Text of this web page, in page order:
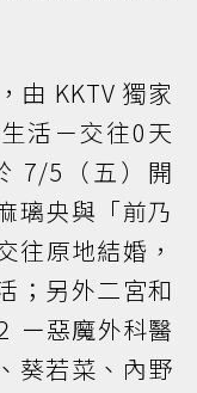
由 KKTV 獨家
活－交往0天
7/5（五）開
璃央與「前乃
往原地結婚，
；另外二宮和
ー惡魔外科醫
葵若菜、內野